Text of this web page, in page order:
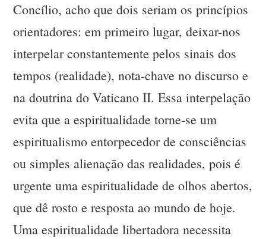
Concílio, acho que dois seriam os princípios
orientadores: em primeiro lugar, deixar-nos
interpelar constantemente pelos sinais dos
tempos (realidade), nota-chave no discurso e
na doutrina do Vaticano II. Essa interpelação
evita que a espiritualidade torne-se um
espiritualismo entorpecedor de consciências
ou simples alienação das realidades, pois é
urgente uma espiritualidade de olhos abertos,
que dê rosto e resposta ao mundo de hoje.
Uma espiritualidade libertadora necessita